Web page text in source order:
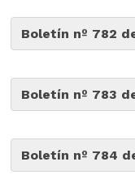
Boletín nº 782
Boletín nº 783
Boletín nº 784